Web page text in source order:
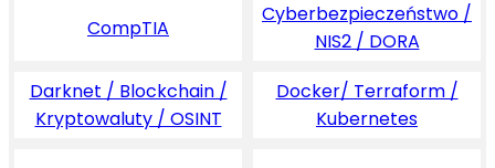
CompTIA
Cyberbezpieczeństwo /
NIS2 / DORA
Darknet / Blockchain /
Kryptowaluty / OSINT
Docker/ Terraform /
Kubernetes